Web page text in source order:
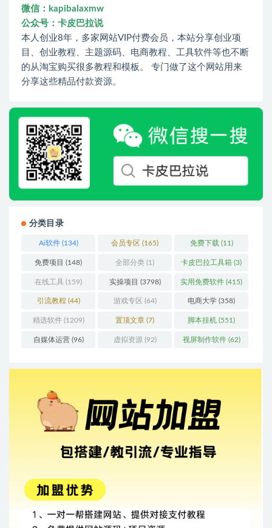
微信：kapibalaxmw
公众号：卡皮巴拉说
本人创业8年，多家网站VIP付费会员，本站分享创业项
目、创业教程、主题源码、电商教程、工具软件等也不断
的从淘宝购买很多教程和模板。 专门做了这个网站用来
分享这些精品付款资源。
分类目录
Ai软件(134) 会员专区 (165) 免费下载 (11)
免费项目 (148) 全部分类 (1) 卡皮巴拉工具箱 (3)
在线工具 (159) 实操项目 (3798) 实用免费软件 (415)
引流教程 (44) 游戏专区 (64) 电商大学 (358)
精选软件(1209) 置顶文章 (7) 脚本挂机 (551)
自媒体运营(96) 虚拟资源 (92) 视屏制作软件(62)